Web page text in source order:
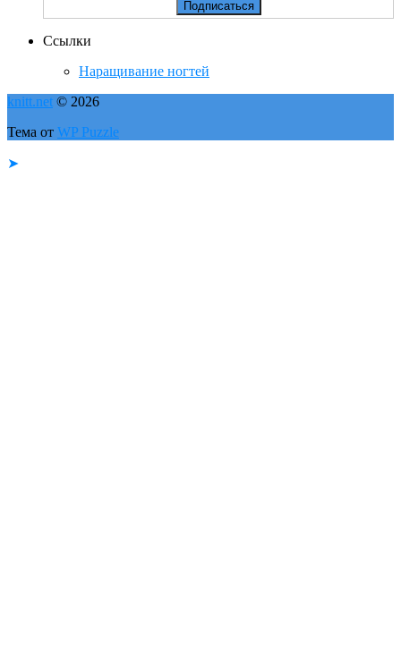
Ссылки
Наращивание ногтей
knitt.net © 2026
Тема от WP Puzzle
➤